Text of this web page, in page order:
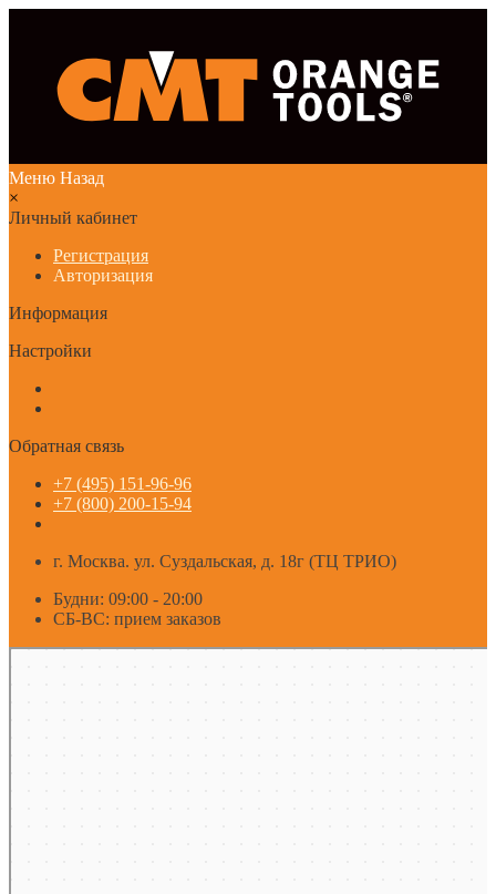
Меню Назад
×
Личный кабинет
Регистрация
Авторизация
Информация
Настройки
Обратная связь
+7 (495) 151-96-96
+7 (800) 200-15-94
г. Москва. ул. Суздальская, д. 18г (ТЦ ТРИО)
Будни: 09:00 - 20:00
СБ-ВС: прием заказов